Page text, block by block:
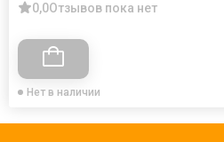
0,0Отзывов пока нет
Нет в наличии